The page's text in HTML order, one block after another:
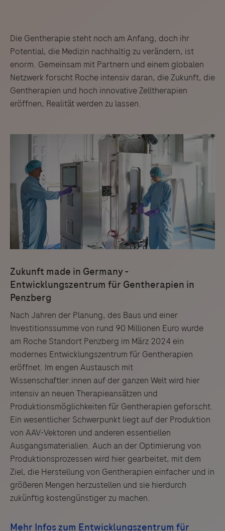
Die Gentherapie steht noch am Anfang, doch ihr
Potential, die Medizin nachhaltig zu verändern, ist
enorm. Gemeinsam mit Partnern und einem globalen
Netzwerk forscht Roche intensiv daran, die Zukunft, die
Gentherapien und hoch innovative Zelltherapien
eröffnen, Realität werden zu lassen.
Nach Jahren der Planung, des Baus und einer
Investitionssumme von rund 90 Millionen Euro wurde
am Roche Standort Penzberg im März 2024 ein
modernes Entwicklungszentrum für Gentherapien
eröffnet. Im engen Austausch mit
Wissenschaftler:innen auf der ganzen Welt wird hier
intensiv an neuen Therapieansätzen und
Produktionsmöglichkeiten für Gentherapien geforscht.
Ein wesentlicher Schwerpunkt liegt auf der Produktion
von AAV-Vektoren und anderen essentiellen
Ausgangsmaterialien. Auch an der Optimierung von
Produktionsprozessen wird hier gearbeitet, mit dem
Ziel, die Herstellung von Gentherapien einfacher und in
größeren Mengen herzustellen und sie hierdurch
zukünftig kostengünstiger zu machen.
Links zu Websites Dritter werden im Sinne des
Servicegedankens angeboten. Der Herausgeber äußert
lehnt ausdrücklich jegliche Verantwortung für
Drittinformationen und deren Verwendung ab.